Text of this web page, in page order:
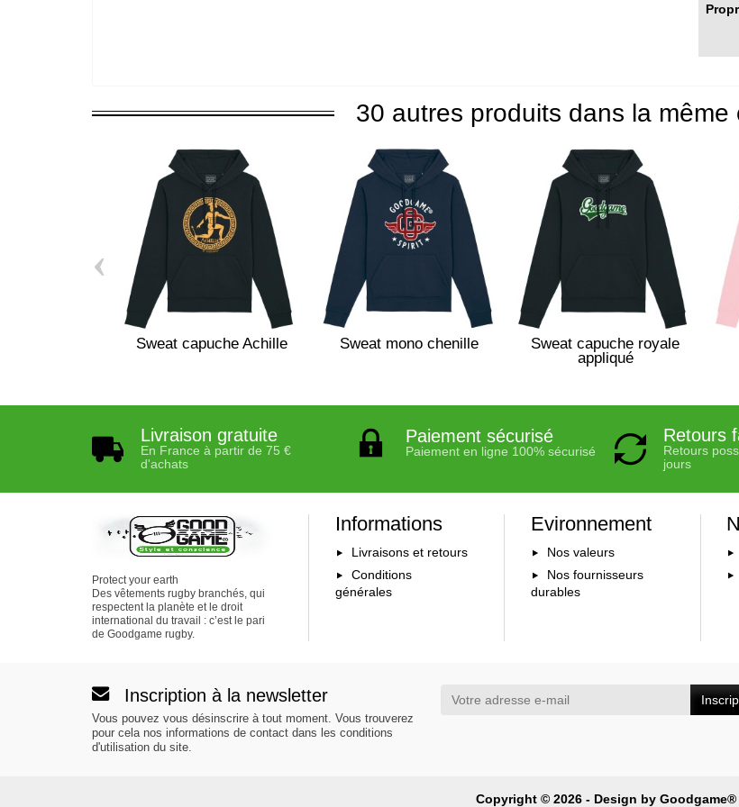
30 autres produits dans la même
Sweat capuche Achille Sweat mono chenille
Sweat capuche royale
appliqué
‹
Livraison gratuite
En France à partir de 75 €
d'achats
Paiement sécurisé
Paiement en ligne 100% sécurisé
Retours
Retours
jours
Protect your earth
Des vêtements rugby branchés, qui
respectent la planète et le droit
international du travail : c’est le pari
de Goodgame rugby.
Informations
Livraisons et retours
Conditions
générales
Evironnement
Nos valeurs
Nos fournisseurs
durables
Inscription à la newsletter
Vous pouvez vous désinscrire à tout moment. Vous trouverez
pour cela nos informations de contact dans les conditions
d'utilisation du site.
Copyright © 2026 - Design by Goodgame®